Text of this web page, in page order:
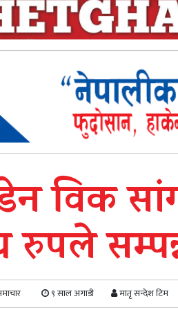
विक
रुपले
९ साल अगाडी मातृ सन्देश टिम